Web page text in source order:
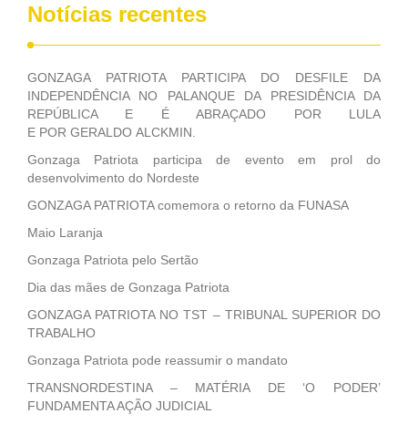
Notícias recentes
GONZAGA PATRIOTA PARTICIPA DO DESFILE DA
INDEPENDÊNCIA NO PALANQUE DA PRESIDÊNCIA DA
REPÚBLICA E É ABRAÇADO POR LULA
E POR GERALDO ALCKMIN.
Gonzaga Patriota participa de evento em prol do
desenvolvimento do Nordeste
GONZAGA PATRIOTA comemora o retorno da FUNASA
Maio Laranja
Gonzaga Patriota pelo Sertão
Dia das mães de Gonzaga Patriota
GONZAGA PATRIOTA NO TST – TRIBUNAL SUPERIOR DO
TRABALHO
Gonzaga Patriota pode reassumir o mandato
TRANSNORDESTINA – MATÉRIA DE ‘O PODER’
FUNDAMENTA AÇÃO JUDICIAL